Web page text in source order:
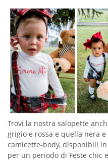
Trovi la nostra salopette
grigio e rossa e quella nera
camicette-body, disponibili
per un periodo di Feste chic